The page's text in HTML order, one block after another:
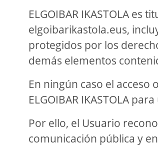
ELGOIBAR IKASTOLA
elgoibarikastola.eus,
protegidos por los
demás elementos
En ningún caso el
ELGOIBAR IKASTOLA
Por ello, el Usuario
comunicación pública y